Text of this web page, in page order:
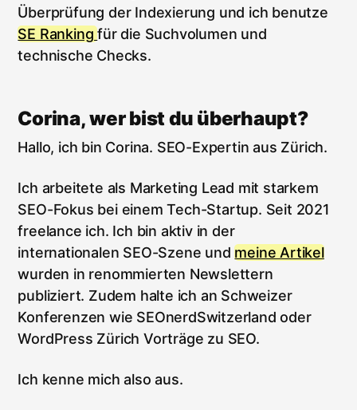
Überprüfung der Indexierung und ich benutze
SE Rankingfür die Suchvolumen und
technische Checks.
Corina, wer bist du überhaupt?
Hallo, ich bin Corina. SEO-Expertin aus Zürich.
Ich arbeitete als Marketing Lead mit starkem
SEO-Fokus bei einem Tech-Startup. Seit 2021
freelance ich. Ich bin aktiv in der
internationalen SEO-Szene und meine Artikel
wurden in renommierten Newslettern
publiziert. Zudem halte ich an Schweizer
Konferenzen wie SEOnerdSwitzerland oder
WordPress Zürich Vorträge zu SEO.
Ich kenne mich also aus.